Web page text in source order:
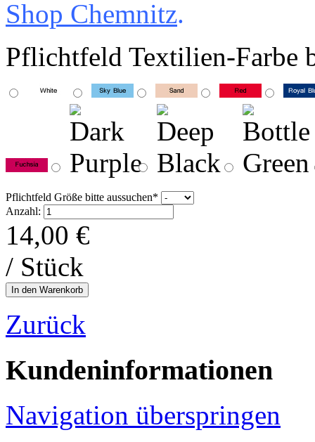
Shop Chemnitz.
Pflichtfeld Textilien-Farbe
Pflichtfeld Größe bitte aussuchen*
Anzahl:
14,00 €
/ Stück
Zurück
Kundeninformationen
Navigation überspringen